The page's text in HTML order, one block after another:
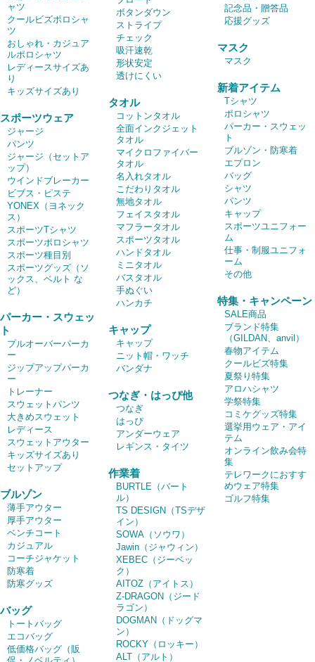
ャツ
クールビズポロシャ
ツ
おしゃれ・カジュア
ルポロシャツ
レディースサイズあ
り
キッズサイズあり
スポーツウェア
ジャージ
パンツ
ジャージ（セットア
ップ）
ウインドブレーカー
ビブス・ピステ
YONEX（ヨネック
ス）
スポーツTシャツ
スポーツポロシャツ
スポーツ種目別
スポーツグッズ（ソ
ックス、ベルト な
ど）
パーカー・スウェッ
ト
プルオーバーパーカ
ー
ジップアップパーカ
ー
トレーナー
スウェットパンツ
大きめスウェット
レディース
スウェットアウター
キッズサイズあり
セットアップ
ブルゾン
薄手アウター
厚手アウター
ベンチコート
カジュアル
コーチジャケット
防寒着
防寒グッズ
バッグ
トートバッグ
エコバッグ
低価格バッグ（販
ボタンダウン
ストライプ
チェック
吸汗速乾
形状安定
透けにくい
タオル
コットンタオル
全面インクジェット
タオル
マイクロファイバー
タオル
名入れタオル
こだわりタオル
無地タオル
フェイスタオル
マフラータオル
スポーツタオル
ハンドタオル
ミニタオル
バスタオル
手ぬぐい
ハンカチ
キャップ
キャップ
ニット帽・ワッチ
バンダナ
つなぎ・はっぴ他
つなぎ
はっぴ
アンダーウェア
レギンス・タイツ
作業着
BURTLE（バート
ル）
TS DESIGN（TSデザ
イン）
SOWA（ソウワ）
Jawin（ジャウィン）
XEBEC（ジーベッ
ク）
AITOZ（アイトス）
Z-DRAGON（ジード
ラゴン）
DOGMAN（ドッグマ
ン）
ROCKY（ロッキー）
ALT（アルト）
記念品・贈答品
応援グッズ
マスク
マスク
新着アイテム
Tシャツ
ポロシャツ
パーカー・スウェッ
ト
ブルゾン・防寒着
エプロン
バッグ
シャツ
パンツ
キャップ
スポーツユニフォー
ム
仕事・制服ユニフォ
ーム
その他
特集・キャンペーン
SALE商品
ブランド特集
（GILDAN、anvil）
春物アイテム
クールビズ特集
夏祭り特集
アロハシャツ
学祭特集
コミケグッズ特集
選挙用ウェア・アイ
テム
オンライン飲み会特
集
テレワークにおすす
めウェア特集
ゴルフ特集